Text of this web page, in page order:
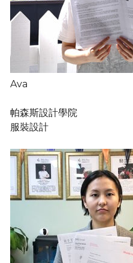
Ava
帕森斯設計學院
服裝設計